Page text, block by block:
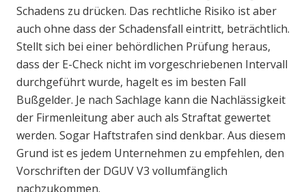
Schadens zu drücken. Das rechtliche Risiko ist aber
auch ohne dass der Schadensfall eintritt, beträchtlich.
Stellt sich bei einer behördlichen Prüfung heraus,
dass der E-Check nicht im vorgeschriebenen Intervall
durchgeführt wurde, hagelt es im besten Fall
Bußgelder. Je nach Sachlage kann die Nachlässigkeit
der Firmenleitung aber auch als Straftat gewertet
werden. Sogar Haftstrafen sind denkbar. Aus diesem
Grund ist es jedem Unternehmen zu empfehlen, den
Vorschriften der DGUV V3 vollumfänglich
nachzukommen.